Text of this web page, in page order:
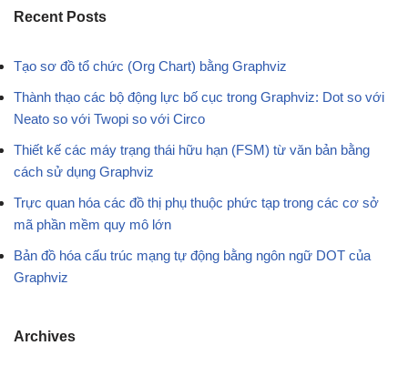
Recent Posts
Tạo sơ đồ tổ chức (Org Chart) bằng Graphviz
Thành thạo các bộ động lực bố cục trong Graphviz: Dot so với
Neato so với Twopi so với Circo
Thiết kế các máy trạng thái hữu hạn (FSM) từ văn bản bằng
cách sử dụng Graphviz
Trực quan hóa các đồ thị phụ thuộc phức tạp trong các cơ sở
mã phần mềm quy mô lớn
Bản đồ hóa cấu trúc mạng tự động bằng ngôn ngữ DOT của
Graphviz
Archives